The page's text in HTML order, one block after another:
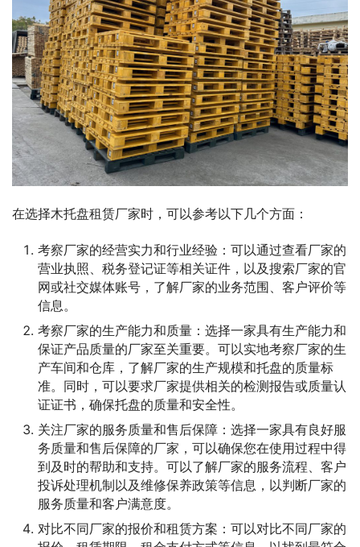
在选择木托盘租赁厂家时，可以参考以下几个方面：
考察厂家的经营实力和行业经验：可以通过查看厂家的
营业执照、税务登记证等相关证件，以及搜索厂家的官
网或社交媒体账号，了解厂家的业务范围、客户评价等
信息。
考察厂家的生产能力和质量：选择一家具有生产能力和
保证产品质量的厂家至关重要。可以实地考察厂家的生
产车间和仓库，了解厂家的生产规模和托盘的质量标
准。同时，可以要求厂家提供相关的检测报告或质量认
证证书，确保托盘的质量和安全性。
关注厂家的服务质量和售后保障：选择一家具有良好服
务质量和售后保障的厂家，可以确保您在使用过程中得
到及时的帮助和支持。可以了解厂家的服务流程、客户
投诉处理机制以及维修保养政策等信息，以判断厂家的
服务质量和客户满意度。
对比不同厂家的报价和租赁方案：可以对比不同厂家的